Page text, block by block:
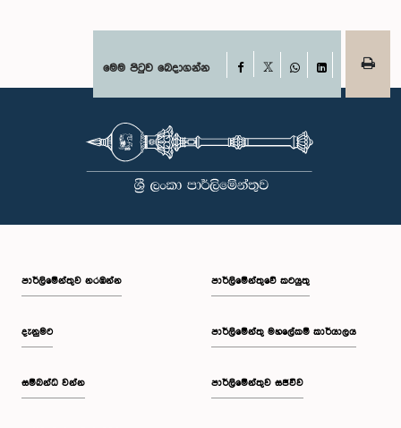
පෙබරවාරි මස 17 වැනි දින ආචාරධර්ම හා වරප්‍රසාද පිළිබඳ කාරක සභාව
හමුවේ පෙනී සිටිනු ලැබූ අතර, එහිදී, ඔවුන් විසින් සිය හැසිරීම සම්බන්ධයෙන්
අවංකවම සමාව අයැද සිටින බව සඳහන් කෙරිණි. පාර්ලිමේන්තු කාරක
සභාවල අධිකාරිය, ගෞරවය සහ ස්ථාපිත ක්‍රියාපටිපාටිවලට ගෞරව කිරීමේ
වැදගත්කම පිළිබඳව නිසි අවබෝධයකින් යුතුව තම ක්‍රියාවන්හි බරපතලකම
වරප්‍රසාද පිළිබඳ කාරක සභාව සහ පොදු ව්‍යාපාර පිළිබඳ කාරක සභාවේ
සභාපතිවරයා විසින් ඒ පිළිබඳව නිසි පරිදි සලකා බැලීමෙන් අනතුරුව, ඉහත
කී නිලධාරීන්ට සමාව ලබා දෙන ලෙස කරන ලද ඉල්ලීම පිළිගන්නා
ලදී. පාර්ලිමේන්තු කාරක සභා රැස්වීම් සඳහා පෙනී සිටින සියලුම පුද්ගලයන්
සෑම අවස්ථාවකදීම ඉහළම මට්ටමින් ආචාරධර්ම හා හැසිරීම් අනුගමනය
පාර්ලිමේන්තුවේ ගරුත්වය හා අධිකාරිය ආරක්ෂා කරමින් කටයුතු කිරීමත්
මෙම පිටුව බෙදාගන්න Facebook
WhatsAppLinkedIn
පාර්ලි‌මේන්තුව නරඹන්න
දැනුමට
සම්බන්ධ වන්න
පාර්ලිමේන්තුවේ කටයුතු
පාර්ලිමේන්තු මහලේකම් කාර්යාලය
පාර්ලිමේන්තුව සජීවීව